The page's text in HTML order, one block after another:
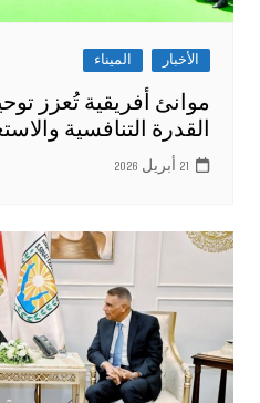
الأخبار الميناء
موانئ أفريقية تُعزز
القدرة التنافسية
21 أبريل 2026